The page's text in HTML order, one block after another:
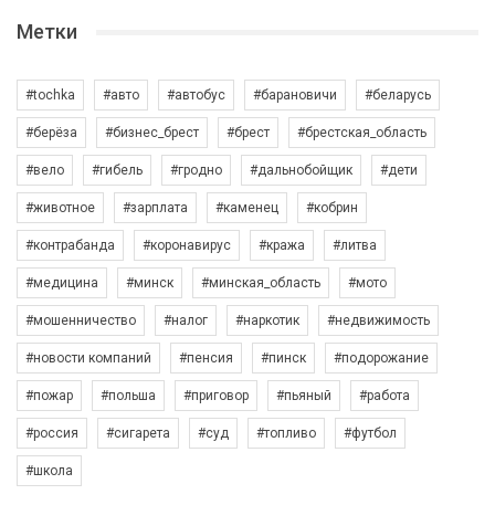
Метки
#tochka #авто #автобус #барановичи #беларусь
#берёза #бизнес_брест #брест #брестская_область
#вело #гибель #гродно #дальнобойщик #дети
#животное #зарплата #каменец #кобрин
#контрабанда #коронавирус #кража #литва
#медицина #минск #минская_область #мото
#мошенничество #налог #наркотик #недвижимость
#новости компаний #пенсия #пинск #подорожание
#пожар #польша #приговор #пьяный #работа
#россия #сигарета #суд #топливо #футбол
#школа